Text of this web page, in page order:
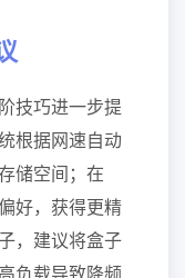
技巧进一步提
根据网速自动
储空间；在
好，获得更精
，建议将盒子